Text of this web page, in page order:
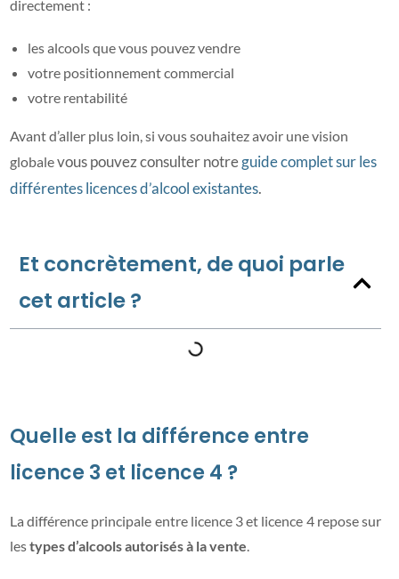
directement :
les alcools que vous pouvez vendre
votre positionnement commercial
votre rentabilité
Avant d’aller plus loin, si vous souhaitez avoir une vision
globalevous pouvez consulter notreguide complet sur les
différentes licences d’alcool existantes.
Et concrètement, de quoi parle
cet article ?
Quelle est la différence entre
licence 3 et licence 4 ?
La différence principale entre licence 3 et licence 4 repose sur
lestypes d’alcools autorisés à la vente.